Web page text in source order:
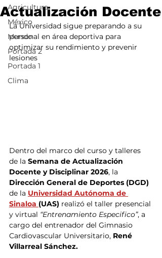
Agricultura
México
Mundo
Portada 2
Portada 1
Clima
Actualización Docente
La Universidad sigue preparando a su
personal en área deportiva para
optimizar su rendimiento y prevenir
lesiones
Dentro del marco del curso y talleres
de la Semana de Actualización
Docente y Disciplinar 2026, la
Dirección General de Deportes (DGD)
de la Universidad Autónoma de
Sinaloa (UAS) realizó el taller presencial
y virtual “Entrenamiento Especifico”, a
cargo del entrenador del Gimnasio
Cardiovascular Universitario, René
Villarreal Sánchez.